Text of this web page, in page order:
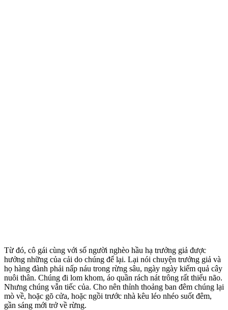
Từ đó, cô gái cùng với số người nghèo hầu hạ trưởng giả được
hưởng những của cải do chúng để lại. Lại nói chuyện trưởng giả và
họ hàng đành phải nấp náu trong rừng sâu, ngày ngày kiếm quả cây
nuôi thân. Chúng đi lom khom, áo quần rách nát trông rất thiểu não.
Nhưng chúng vẫn tiếc của. Cho nên thỉnh thoảng ban đêm chúng lại
mò về, hoặc gõ cửa, hoặc ngồi trước nhà kêu léo nhéo suốt đêm,
gần sáng mới trở về rừng.